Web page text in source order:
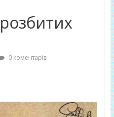
0 коментарів